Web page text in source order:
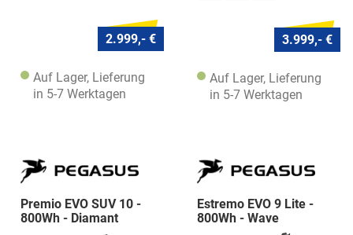
2.999,- €
Auf Lager, Lieferung
in 5-7 Werktagen
3.999,- €
Auf Lager, Lieferung
in 5-7 Werktagen
Premio EVO SUV 10 -
800Wh - Diamant
Estremo EVO 9 Lite -
800Wh - Wave